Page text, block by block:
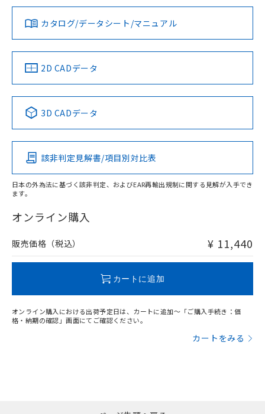
タイムチャート
以上、n: 18mm以上
検出領域
ダウンロードデータをご利用いただく前に、以下を必ずお読
みください。
ソフトウェアの使用条件
対応済み
中国 RoHS 注意事項・凡例
Pb Hg Cd Cr(VI)
O
在庫等で未対応品が混在する可能性があります。
問い合わせください。
LR型式承認
（イギリス
船舶規格）
DNV型式承認
（ノルウェー
BV型式承認
（フランス
KR型式
（韓国
No No No No
この製品の規格認証/適合状況ページへ
その他の認証はこちらのページからご検索ください
カタログ/データシート/マニュアル
2D CADデータ
3D CADデータ
該非判定見解書/項目別対比表
日本の外為法に基づく該非判定、およびEAR再輸出規制に関する見解が入手でき
ます。
オンライン購入
販売価格（税込） ¥ 11,440
カートに追加
オンライン購入における出荷予定日は、カートに追加～「ご購入手続き：価
格・納期の確認」画面にてご確認ください。
カートをみる